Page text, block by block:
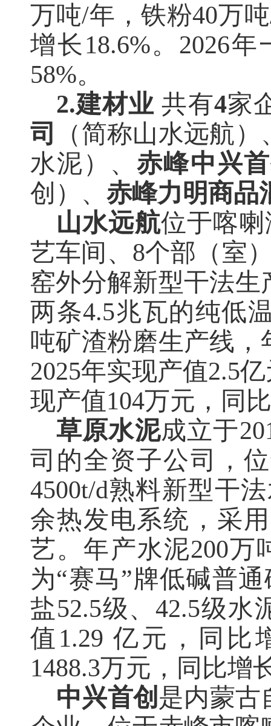
万吨/年，铁粉40万
增长18.6%。2026
58%。
2.建材业 共有4家
司
（简称山水远航）
水泥）、赤峰中兴
创）、 赤峰力明商品
山水远航位于喀
艺车间、8个部（室
窑外分解新型干法
两条4.5兆瓦的纯低
吨矿渣粉磨生产线，
2025年实现产值2.5亿
现产值104万元，同
草原水泥成立于
司的全资子公司，
4500t/d熟料新型干
余热发电系统，采
艺。年产水泥200万
为“赛马”牌低碱普
盐52.5级、42.5级水
值1.29 亿元，同比
1488.3万元，同比增
中兴首创 是内蒙古